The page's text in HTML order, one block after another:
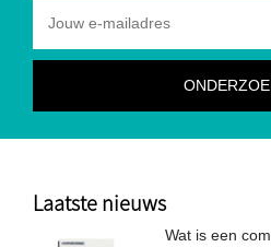
Laatste nieuws
Wat is een